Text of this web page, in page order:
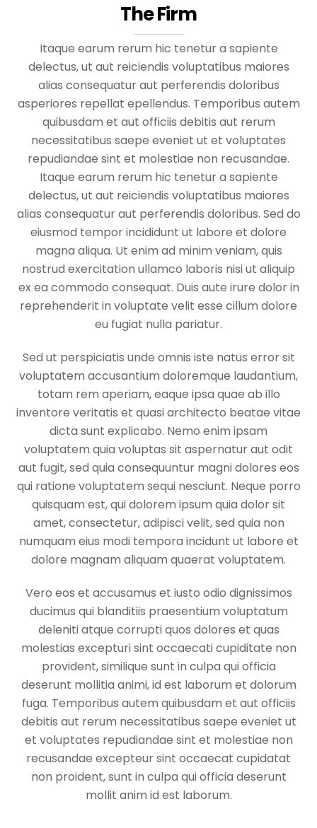
The Firm
Itaque earum rerum hic tenetur a sapiente
delectus, ut aut reiciendis voluptatibus maiores
alias consequatur aut perferendis doloribus
asperiores repellat epellendus. Temporibus autem
quibusdam et aut officiis debitis aut rerum
necessitatibus saepe eveniet ut et voluptates
repudiandae sint et molestiae non recusandae.
Itaque earum rerum hic tenetur a sapiente
delectus, ut aut reiciendis voluptatibus maiores
alias consequatur aut perferendis doloribus. Sed do
eiusmod tempor incididunt ut labore et dolore
magna aliqua. Ut enim ad minim veniam, quis
nostrud exercitation ullamco laboris nisi ut aliquip
ex ea commodo consequat. Duis aute irure dolor in
reprehenderit in voluptate velit esse cillum dolore
eu fugiat nulla pariatur.
Sed ut perspiciatis unde omnis iste natus error sit
voluptatem accusantium doloremque laudantium,
totam rem aperiam, eaque ipsa quae ab illo
inventore veritatis et quasi architecto beatae vitae
dicta sunt explicabo. Nemo enim ipsam
voluptatem quia voluptas sit aspernatur aut odit
aut fugit, sed quia consequuntur magni dolores eos
qui ratione voluptatem sequi nesciunt. Neque porro
quisquam est, qui dolorem ipsum quia dolor sit
amet, consectetur, adipisci velit, sed quia non
numquam eius modi tempora incidunt ut labore et
dolore magnam aliquam quaerat voluptatem.
Vero eos et accusamus et iusto odio dignissimos
ducimus qui blanditiis praesentium voluptatum
deleniti atque corrupti quos dolores et quas
molestias excepturi sint occaecati cupiditate non
provident, similique sunt in culpa qui officia
deserunt mollitia animi, id est laborum et dolorum
fuga. Temporibus autem quibusdam et aut officiis
debitis aut rerum necessitatibus saepe eveniet ut
et voluptates repudiandae sint et molestiae non
recusandae excepteur sint occaecat cupidatat
non proident, sunt in culpa qui officia deserunt
mollit anim id est laborum.